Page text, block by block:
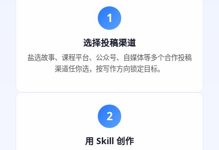
1
选择投稿渠道
盐选故事、课程平台、公众号、自媒体等多个合作投稿
渠道任你选，按写作方向锁定目标。
2
用 Skill 创作